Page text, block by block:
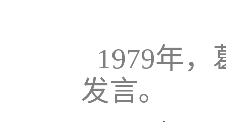
1979年
发言。